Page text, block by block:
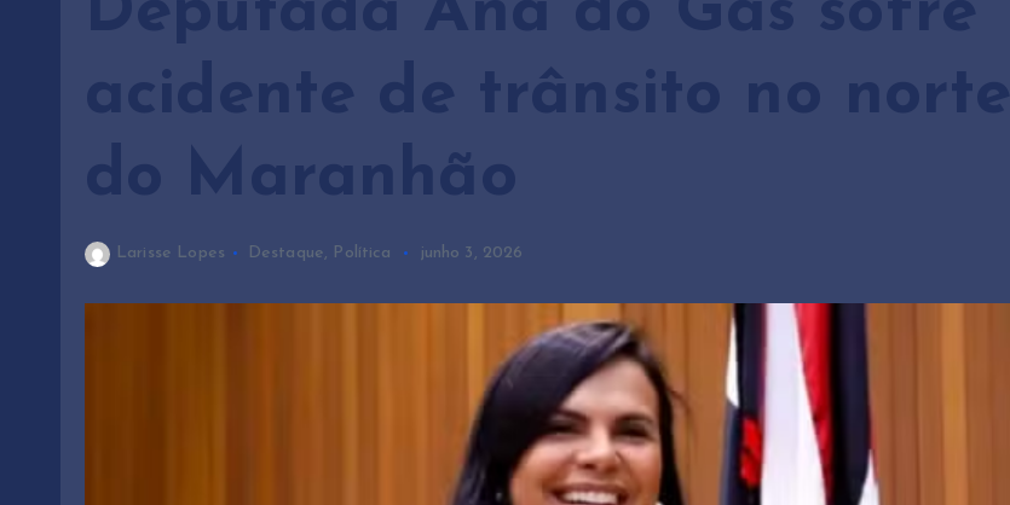
Deputada Ana do Gás sofre
acidente de trânsito no norte
do Maranhão
Larisse Lopes Destaque, Política junho 3, 2026